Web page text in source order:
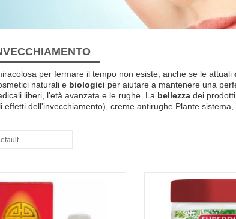
per fermare il tempo non esiste anche se le attuali
naturali e biologici per aiutare a mantenere una
liberi l'età avanzata e le rughe La bellezza dei
effetti dell'invecchiamento) creme antirughe Plante sistema